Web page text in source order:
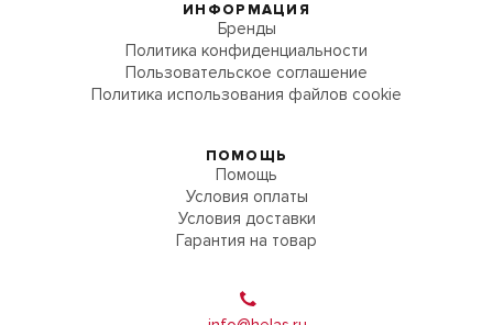
ИНФОРМАЦИЯ
Бренды
Политика конфиденциальности
Пользовательское соглашение
Политика использования файлов cookie
ПОМОЩЬ
Помощь
Условия оплаты
Условия доставки
Гарантия на товар